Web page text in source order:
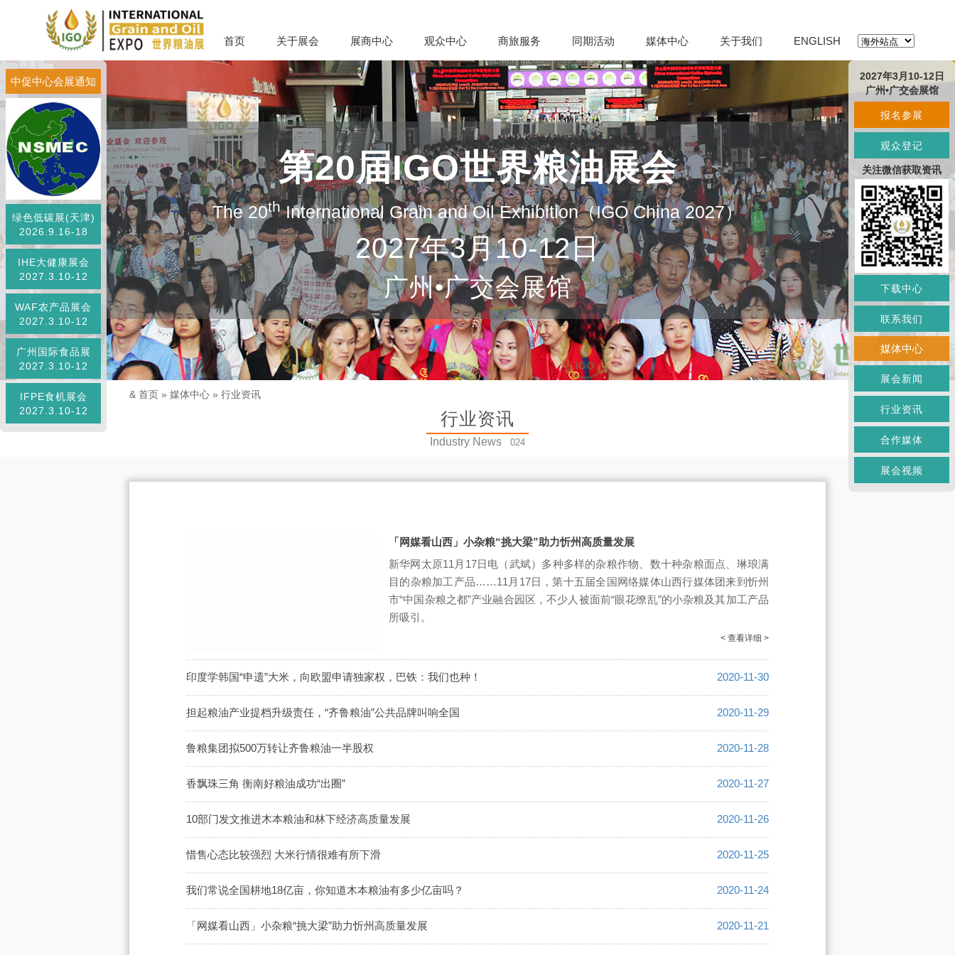
首页 关于展会 展商中心 观众中心 商旅服务 同期活动 媒体中心 关于我们 ENGLISH
第20届IGO世界粮油展会
The 20thInternational Grain and Oil Exhibition（IGO China 2027）
2027年3月10-12日
广州•广交会展馆
中促中心会展通知
绿色低碳展(天津)
2026.9.16-18
IHE大健康展会
2027.3.10-12
WAF农产品展会
2027.3.10-12
广州国际食品展
2027.3.10-12
IFPE食机展会
2027.3.10-12
& 首页 » 媒体中心 » 行业资讯
行业资讯
Industry News 024
「网媒看山西」小杂粮“挑大梁”助力忻州高质量发展
新华网太原11月17日电（武斌）多种多样的杂粮作物、数十种杂粮面点、琳琅满
目的杂粮加工产品……11月17日，第十五届全国网络媒体山西行媒体团来到忻州
市“中国杂粮之都”产业融合园区，不少人被面前“眼花缭乱”的小杂粮及其加工产品
所吸引。
< 查看详细 >
印度学韩国“申遗”大米，向欧盟申请独家权，巴铁：我们也种！ 2020-11-30
担起粮油产业提档升级责任，“齐鲁粮油”公共品牌叫响全国 2020-11-29
鲁粮集团拟500万转让齐鲁粮油一半股权 2020-11-28
香飘珠三角 衡南好粮油成功“出圈” 2020-11-27
10部门发文推进木本粮油和林下经济高质量发展 2020-11-26
惜售心态比较强烈 大米行情很难有所下滑 2020-11-25
我们常说全国耕地18亿亩，你知道木本粮油有多少亿亩吗？ 2020-11-24
「网媒看山西」小杂粮“挑大梁”助力忻州高质量发展 2020-11-21
2027年3月10-12日
广州•广交会展馆
报名参展
观众登记
关注微信获取资讯
下载中心
联系我们
媒体中心
展会新闻
行业资讯
合作媒体
展会视频